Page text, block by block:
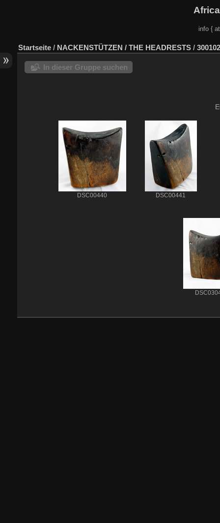
info {
Startseite / NACKENSTÜTZEN / THE HEADRESTS /
In dieser Gruppe suchen
DSC00440 DSC00441